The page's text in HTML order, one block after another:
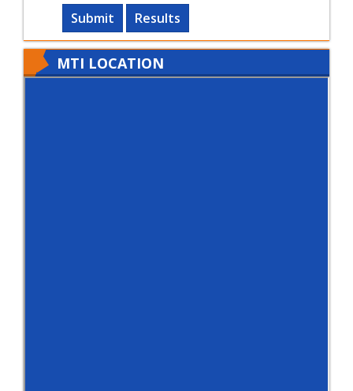
Submit Results
MTI LOCATION